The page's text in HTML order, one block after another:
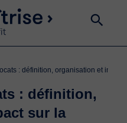
: définition, organisation et
: définition,
sur la